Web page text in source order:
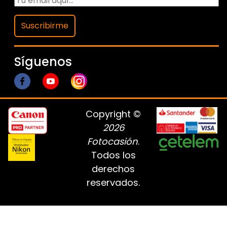
Suscribirme
Síguenos
Copyright ©
2026
Fotocasión.
Todos los
derechos
reservados.